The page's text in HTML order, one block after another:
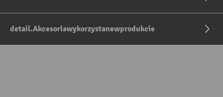
detail.Akcesoriawykorzystanewprodukcie